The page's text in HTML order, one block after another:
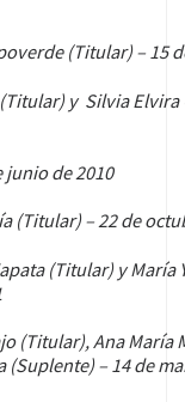
(Titular) – 15
y Silvia Elvira
junio de 2010
(Titular) – 22 de
(Titular) y María
(Titular), Ana María
– 14 de